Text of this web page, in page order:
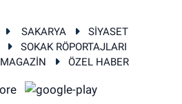
SAKARYA
SİYASET
SOKAK RÖPORTAJLARI
MAGAZİN ÖZEL HABER